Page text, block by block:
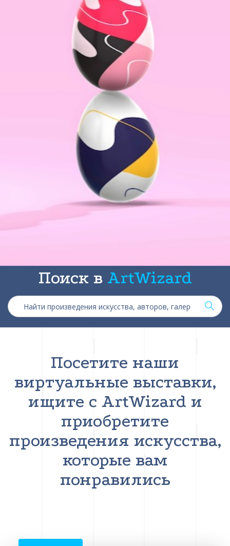
Поиск в ArtWizard
Посетите наши
виртуальные выставки,
ищите с ArtWizard и
приобретите
произведения искусства,
которые вам
понравились